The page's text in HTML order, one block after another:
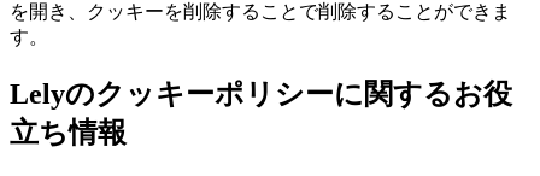
を開き、クッキーを削除することで削除することができま
す。
Lelyのクッキーポリシーに関するお役
立ち情報